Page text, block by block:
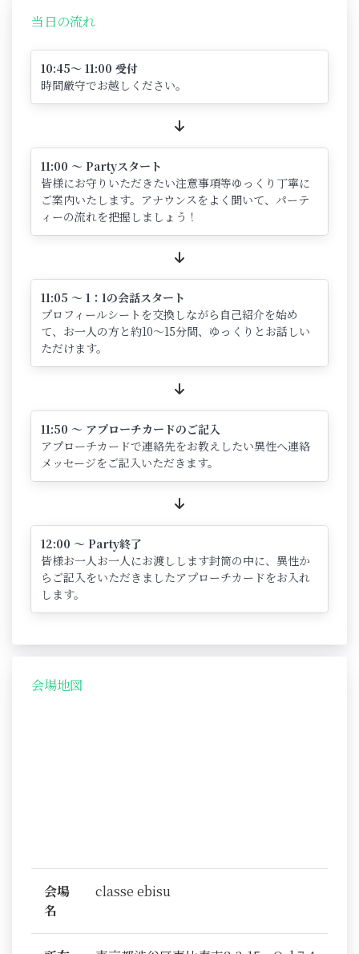
当日の流れ
10:45～ 11:00 受付
時間厳守でお越しください。
11:00 ～ Partyスタート
皆様にお守りいただきたい注意事項等ゆっくり丁寧に
ご案内いたします。アナウンスをよく聞いて、パーテ
ィーの流れを把握しましょう！
11:05 ～ 1：1の会話スタート
プロフィールシートを交換しながら自己紹介を始め
て、お一人の方と約10～15分間、ゆっくりとお話しい
ただけます。
11:50 ～ アプローチカードのご記入
アプローチカードで連絡先をお教えしたい異性へ連絡
メッセージをご記入いただきます。
12:00 ～ Party終了
皆様お一人お一人にお渡しします封筒の中に、異性か
らご記入をいただきましたアプローチカードをお入れ
します。
会場地図
会場
名
classe ebisu